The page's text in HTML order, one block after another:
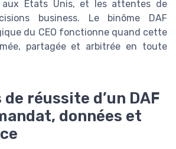
aux États Unis, et les attentes de
business. Le binôme DAF
du CEO fonctionne quand cette
partagée et arbitrée en toute
réussite d’un DAF
données et